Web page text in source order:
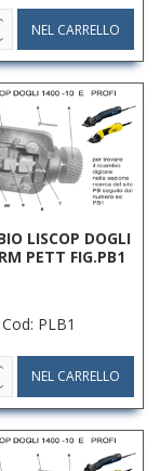
LISCOP DOGLI
PETT FIG.PB1
Cod: PLB1